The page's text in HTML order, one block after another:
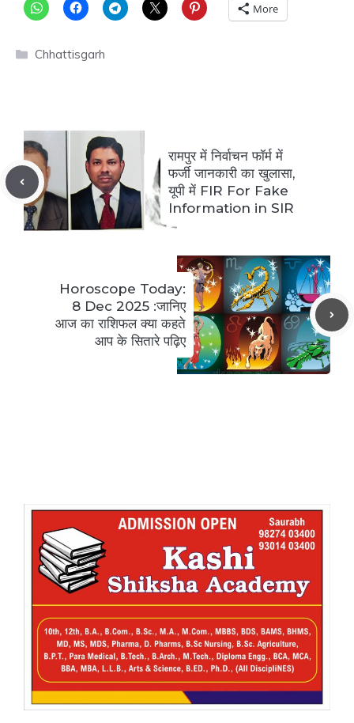
More
Categories
Chhattisgarh
रामपुर में निर्वाचन फॉर्म में
फर्जी जानकारी का खुलासा,
यूपी में FIR For Fake
Information in SIR
Horoscope Today:
8 Dec 2025 :जानिए
आज का राशिफल क्या कहते
आप के सितारे पढ़िए